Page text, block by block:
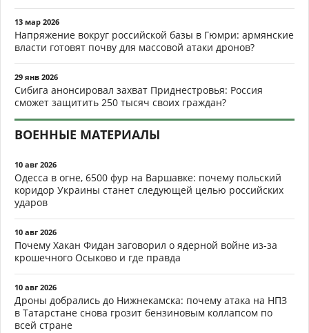
13 мар 2026
Напряжение вокруг российской базы в Гюмри: армянские
власти готовят почву для массовой атаки дронов?
29 янв 2026
Сибига анонсировал захват Приднестровья: Россия
сможет защитить 250 тысяч своих граждан?
ВОЕННЫЕ МАТЕРИАЛЫ
10 авг 2026
Одесса в огне, 6500 фур на Варшавке: почему польский
коридор Украины станет следующей целью российских
ударов
10 авг 2026
Почему Хакан Фидан заговорил о ядерной войне из-за
крошечного Осыково и где правда
10 авг 2026
Дроны добрались до Нижнекамска: почему атака на НПЗ
в Татарстане снова грозит бензиновым коллапсом по
всей стране